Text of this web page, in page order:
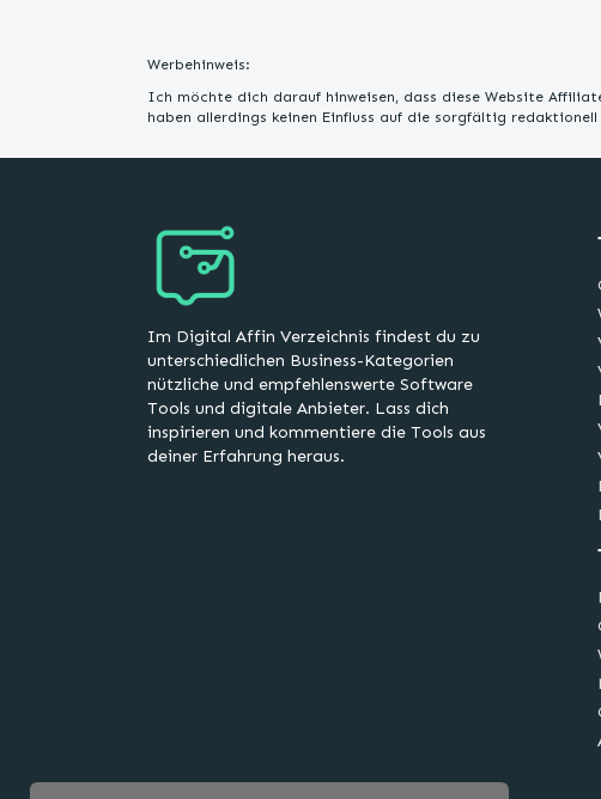
Werbehinweis:
Ich möchte dich darauf hinweisen, dass diese Website
haben allerdings keinen Einfluss auf die sorgfältig
Im Digital Affin Verzeichnis findest du zu
unterschiedlichen Business-Kategorien
nützliche und empfehlenswerte Software
Tools und digitale Anbieter. Lass dich
inspirieren und kommentiere die Tools aus
deiner Erfahrung heraus.